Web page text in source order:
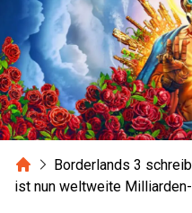
HomeBorderlands 3
ist nun weltweite